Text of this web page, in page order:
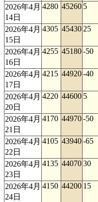
2026年4月
14日
4280 45260 5
2026年4月
15日
4305 45430 25
2026年4月
16日
4255 45180-50
2026年4月
17日
4215 44920-40
2026年4月
20日
4220 44600 5
2026年4月
21日
4170 44970-50
2026年4月
22日
4105 43940-65
2026年4月
23日
4135 4407030
2026年4月
24日
4150 44200 15